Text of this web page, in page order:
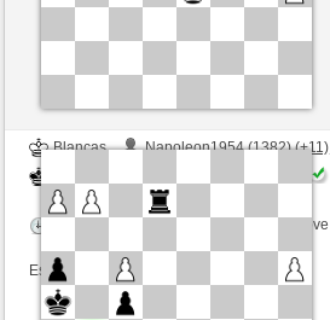
Blancas
Napoleon1954 (1382) (+11)
Tiempo: 5 minutes/side + 3 seconds/move
Esta partida es por puntos